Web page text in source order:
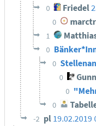
0 Friedel
0
1
0
0
0
0
0
-2 pl 19.02.2019